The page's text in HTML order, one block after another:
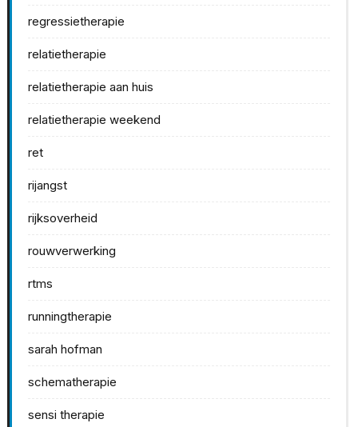
regressietherapie
relatietherapie
relatietherapie aan huis
relatietherapie weekend
ret
rijangst
rijksoverheid
rouwverwerking
rtms
runningtherapie
sarah hofman
schematherapie
sensi therapie